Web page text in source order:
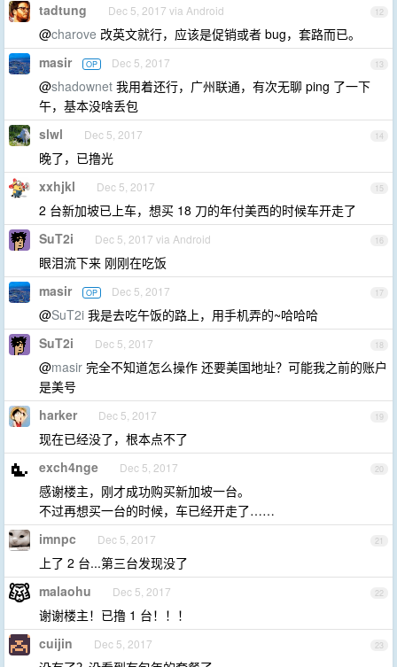
12
tadtung Dec 5, 2017 via Android
@charove 改英文就行，应该是促销或者 bug，套路而已。
13
masir OP Dec 5, 2017
@shadownet 我用着还行，广州联通，有次无聊 ping 了一下
午，基本没啥丢包
14
slwl Dec 5, 2017
晚了，已撸光
15
xxhjkl Dec 5, 2017
2 台新加坡已上车，想买 18 刀的年付美西的时候车开走了
16
SuT2i Dec 5, 2017 via Android
眼泪流下来 刚刚在吃饭
17
masir OP Dec 5, 2017
@SuT2i 我是去吃午饭的路上，用手机弄的~哈哈哈
18
SuT2i Dec 5, 2017
@masir 完全不知道怎么操作 还要美国地址？可能我之前的账户
是美号
19
harker Dec 5, 2017
现在已经没了，根本点不了
20
exch4nge Dec 5, 2017
感谢楼主，刚才成功购买新加坡一台。
不过再想买一台的时候，车已经开走了……
21
imnpc Dec 5, 2017
上了 2 台...第三台发现没了
22
malaohu Dec 5, 2017
谢谢楼主！已撸 1 台！！！
23
cuijin Dec 5, 2017